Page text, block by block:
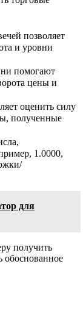
позволяет
и уровни
помогают
цены и
оценить силу
полученные
1.0000,
для
получить
обоснованное